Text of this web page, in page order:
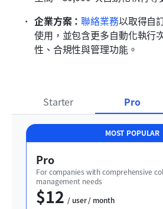
企業方案：聯絡業務以取得自
使用，並包含更多自動化執行
性、合規性與管理功能。
Starter Pro
MOST POPULAR
Pro
For companies with comprehensive
management needs
$12
  / user / month